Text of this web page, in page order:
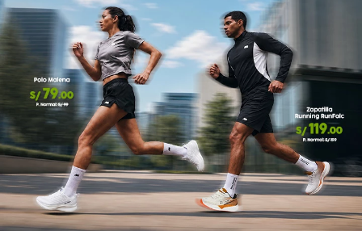
Mi cuenta
Favoritos
Tiendas